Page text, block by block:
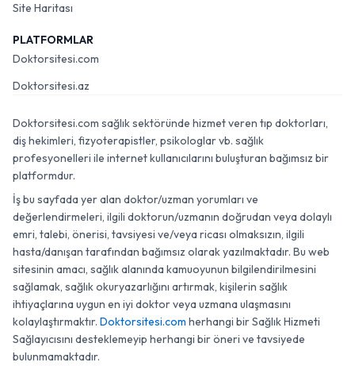
Site Haritası
PLATFORMLAR
Doktorsitesi.com
Doktorsitesi.az
Doktorsitesi.com sağlık sektöründe hizmet veren tıp doktorları,
diş hekimleri, fizyoterapistler, psikologlar vb. sağlık
profesyonelleri ile internet kullanıcılarını buluşturan bağımsız bir
platformdur.
İş bu sayfada yer alan doktor/uzman yorumları ve
değerlendirmeleri, ilgili doktorun/uzmanın doğrudan veya dolaylı
emri, talebi, önerisi, tavsiyesi ve/veya ricası olmaksızın, ilgili
hasta/danışan tarafından bağımsız olarak yazılmaktadır. Bu web
sitesinin amacı, sağlık alanında kamuoyunun bilgilendirilmesini
sağlamak, sağlık okuryazarlığını artırmak, kişilerin sağlık
ihtiyaçlarına uygun en iyi doktor veya uzmana ulaşmasını
kolaylaştırmaktır. Doktorsitesi.com herhangi bir Sağlık Hizmeti
Sağlayıcısını desteklemeyip herhangi bir öneri ve tavsiyede
bulunmamaktadır.